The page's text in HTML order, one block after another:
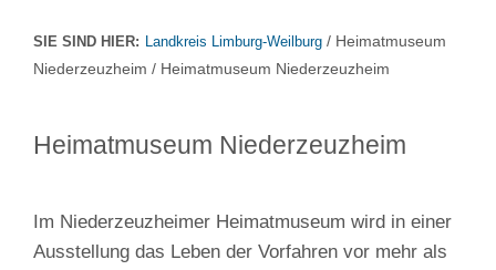
SIE SIND HIER: Landkreis Limburg-Weilburg / Heimatmuseum
Niederzeuzheim / Heimatmuseum Niederzeuzheim
Heimatmuseum Niederzeuzheim
Im Niederzeuzheimer Heimatmuseum wird in einer
Ausstellung das Leben der Vorfahren vor mehr als